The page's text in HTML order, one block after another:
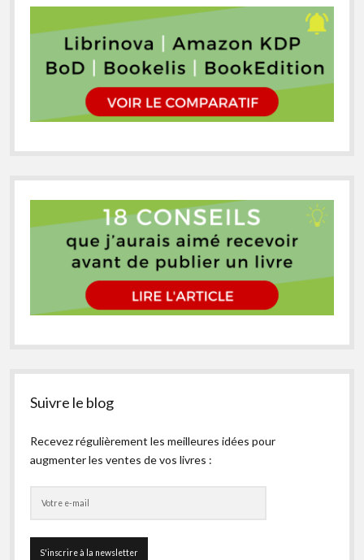
Suivre le blog
Recevez régulièrement les meilleures idées pour
augmenter les ventes de vos livres :